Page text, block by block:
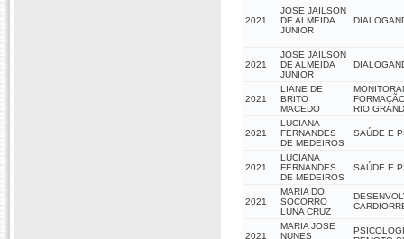
2021
JOSE JAILSON
DE ALMEIDA
JUNIOR
2021
JOSE JAILSON
DE ALMEIDA
JUNIOR
2021
LIANE DE
BRITO
MACEDO
RIO
2021
LUCIANA
FERNANDES
DE MEDEIROS
SAÚDE E
2021
LUCIANA
FERNANDES
DE MEDEIROS
SAÚDE E
2021
MARIA DO
SOCORRO
LUNA CRUZ
2021
MARIA JOSE
NUNES